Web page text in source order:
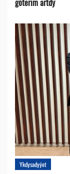
göterim artdy
Ykdysadyýet